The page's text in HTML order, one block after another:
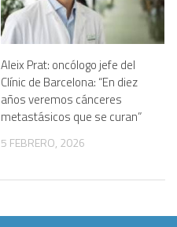
Aleix Prat: oncólogo jefe del
Clínic de Barcelona: “En diez
años veremos cánceres
metastásicos que se curan”
5 FEBRERO, 2026